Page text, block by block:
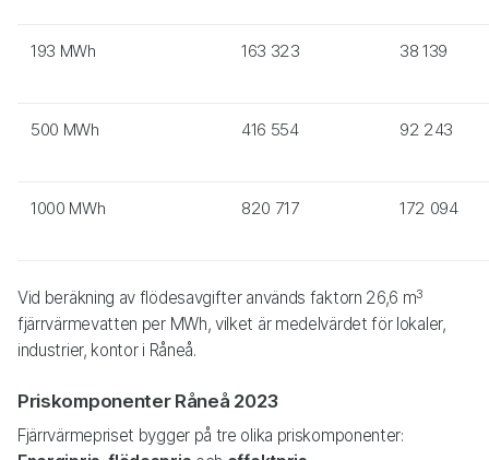
193 MWh 163 323 38 139
500 MWh 416 554 92 243
1000 MWh 820 717 172 094
Vid beräkning av flödesavgifter används faktorn 26,6 m3
fjärrvärmevatten per MWh, vilket är medelvärdet för lokaler,
industrier, kontor i Råneå.
Priskomponenter Råneå 2023
Fjärrvärmepriset bygger på tre olika priskomponenter: